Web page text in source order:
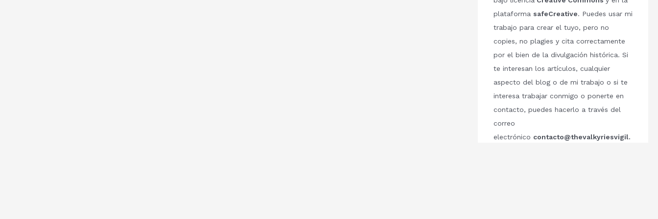
plataforma safeCreative. Puedes usar mi
trabajo para crear el tuyo, pero no
copies, no plagies y cita correctamente
por el bien de la divulgación histórica. Si
te interesan los artículos, cualquier
aspecto del blog o de mi trabajo o si te
interesa trabajar conmigo o ponerte en
contacto, puedes hacerlo a través del
correo
electrónico contacto@thevalkyriesvigil.